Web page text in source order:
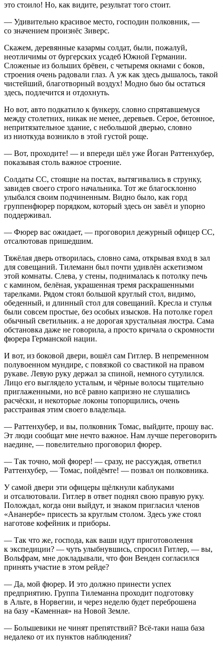
это стоило! Но, как видите, результат того стоит.
— Удивительно красивое место, господин полковник, —
со значением произнёс Зиверс.
Скажем, деревянные казармы солдат, были, пожалуй,
неотличимы от бургерских усадеб Южной Германии.
Сложеные из больших брёвен, с четыремя окнами с боков,
строения очень радовали глаз. А уж как здесь дышалось, такой
чистейший, благотворный воздух! Модно быо бы остаться
здесь, подлечится и отдохнуть.
Но вот, авто подкатило к бункеру, словно спрятавшемуся
между столетних, никак не менее, деревьев. Серое, бетонное,
непритязательное здание, с небольшой дверью, словно
из ниоткуда возникло в этой густой роще.
— Вот, проходите! — и впереди шёл уже Йоган Раттенхубер,
показывая столь важное строение.
Солдаты СС, стоящие на постах, вытягивались в струнку,
завидев своего строго начальника. Тот же благосклонно
улыбался своим подчиненным. Видно было, как горд
группенфюрер порядком, который здесь он завёл и упорно
поддерживал.
— Фюрер вас ожидает, — проговорил дежурный офицер СС,
отсалютовав пришедшим.
Тяжёлая дверь отворилась, словно сама, открывая вход в зал
для совещаний. Тилеманн был почти удивлён аскетизмом
этой комнаты. Слева, у стены, поднималась к потолку печь
с камином, белёная, украшенная тремя раскрашенными
тарелками. Рядом стоял большой круглый стол, видимо,
обеденный, и длинный стол для совещаний. Кресла и стулья
были совсем простые, без особых изысков. На потолке горел
обычный светильник. а не дорогая хрустальная люстра. Сама
обстановка даже не говорила, а просто кричала о скромности
фюрера Германской нации.
И вот, из боковой двери, вошёл сам Гитлер. В непременном
полувоенном мундире, с повязкой со свастикой на правом
рукаве. Левую руку держал за спиной, немного сутулился.
Лицо его выглядело усталым, и чёрные волосы тщательно
приглаженными, но всё равно капризно не слушались
расчёски, и некоторые локоны топорщились, очень
расстраивая этим своего владельца.
— Раттенхубер, и вы, полковник Томас, выйдите, прошу вас.
Эт люди сообщат мне нечто важное. Нам лучше переговорить
наедине, — повелительно проговорил фюрер.
— Так точно, мой фюрер! — сразу, не рассуждая, ответил
Раттенхубер, — Томас, пойдёмте! — позвал он полковника.
У самой двери эти офицеры щёлкнули каблуками
и отсалютовали. Гитлер в ответ поднял свою правую руку.
Полождал, когда они выйдут, и знаком пригласил членов
«Ананербе» присесть за круглым столом. Здесь уже стоял
наготове кофейник и приборы.
— Так что же, господа, как ваши идут приготоволения
к экспедиции? — чуть улыбнувшись, спросил Гитлер, — вы,
Вольфрам, мне докладывали, что фон Венден согласился
принять участие в этом рейде?
— Да, мой фюрер. И это должно принести успех
предприятию. Группа Тилеманна проходит подготовку
в Альте, в Норвегии, и через неделю будет переброшена
на базу «Каменная» на Новой Земле.
— Большевики не чинят препятствий? Всё-таки наша база
недалеко от их пунктов наблюдения?